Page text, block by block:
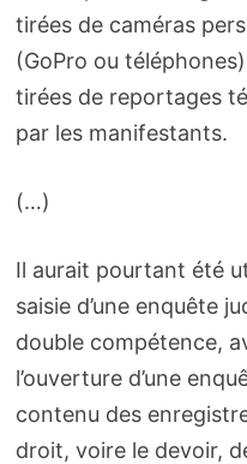
tirées de caméras
(GoPro ou
tirées de reportages
par les manifestants.
(…)
Il aurait pourtant été
saisie d’une enquête
double compétence,
l’ouverture d’une
contenu des
droit, voire le devoir,